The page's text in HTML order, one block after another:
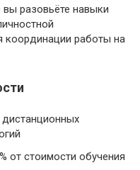
разовьёте навыки
координации работы на
от стоимости обучения